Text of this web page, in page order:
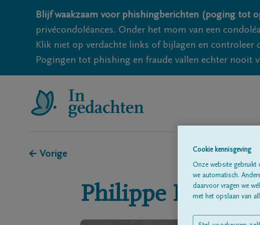
Blijf waakzaam voor phishingberichten (poging tot
privécondoléances. Onder het mom van een
Klik niet op verdachte links of bijlagen en
Pogingen tot phishing en fraude vallen echter nooit
← Vorige
Philippe HARDY
Cookie kennisgeving
Onze website gebruikt
we automatisch.
daarvoor vragen we
met het opslaan van